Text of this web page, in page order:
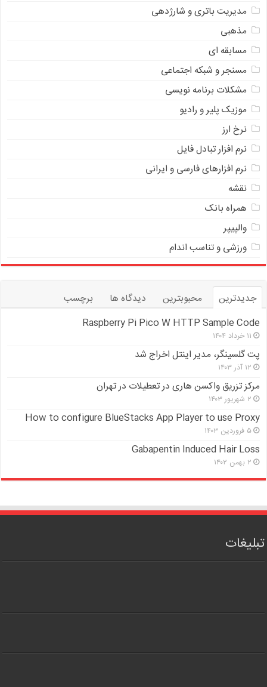
مدیریت باتری و شارژدهی
مذهبی
مسابقه ای
مسنجر و شبکه اجتماعی
مشکلات برنامه نویسی
موزیک پلیر و رادیو
نرخ ارز
ﻧﺮﻡ ﺍﻓﺰﺍﺭ ﺗﺒﺎﺩﻝ ﻓﺎﻳﻞ
نرم افزارهای فارسی و ایرانی
نقشه
همراه بانک
والپیپر
ورزشی و تناسب اندام
جدیدترین محبوبترین دیدگاه ها
برچسب
Raspberry Pi Pico W HTTP Sample Code
۱۱ خرداد ۱۴۰۴
پت گلسینگر، مدیر اینتل اخراج شد
۱۲ آذر ۱۴۰۳
مرکز تزریق واکسن هاری در تعطیلات در تهران
۲ شهریور ۱۴۰۳
How to configure BlueStacks App Player to use Proxy
۵ فروردین ۱۴۰۳
Gabapentin Induced Hair Loss
۲ بهمن ۱۴۰۲
تبلیغات